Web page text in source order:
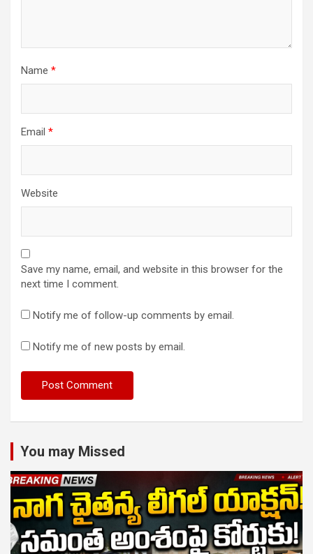
Name *
Email *
Website
Save my name, email, and website in this browser for the
next time I comment.
Notify me of follow-up comments by email.
Notify me of new posts by email.
You may Missed